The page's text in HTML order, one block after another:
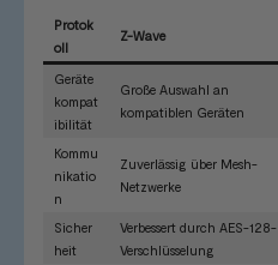
Protok
oll
Z-Wave
Geräte
kompat
ibilität
Große Auswahl an
kompatiblen Geräten
Kommu
nikatio
n
Zuverlässig über Mesh-
Netzwerke
Sicher
heit
Verbessert durch AES-128-
Verschlüsselung